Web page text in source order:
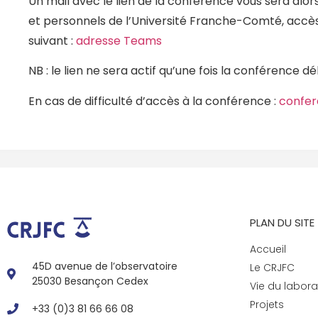
et personnels de l’Université Franche-Comté,
suivant : adresse Teams
NB : le lien ne sera actif qu’une fois la conférence
En cas de difficulté d’accès à la conférence :
45D avenue de l’observatoire
25030 Besançon Cedex
+33 (0)3 81 66 66 08
PLAN DU SITE
Accueil
Le CRJFC
Vie du
Projets